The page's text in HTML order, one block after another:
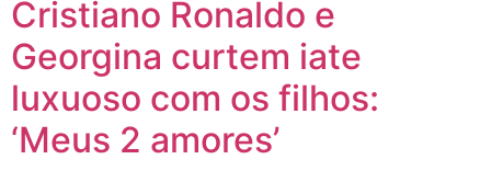
Cristiano Ronaldo e
Georgina curtem iate
luxuoso com os filhos:
‘Meus 2 amores’